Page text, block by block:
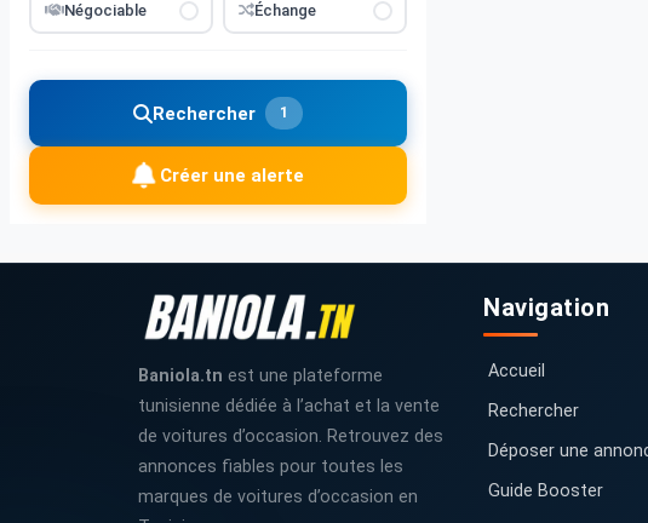
Négociable Échange
Rechercher 1
Créer une alerte
Baniola.tn est une plateforme
tunisienne dédiée à l’achat et la vente
de voitures d’occasion. Retrouvez des
annonces fiables pour toutes les
marques de voitures d’occasion en
Navigation
Accueil
Rechercher
Déposer une
Guide Booster